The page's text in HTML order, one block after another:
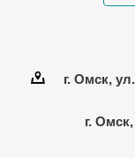
г. Омск,
г.